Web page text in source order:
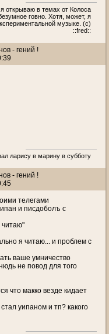
открываю в темах от Колоса
говно. Хотя, может, я
музыке. (c)
::fred::
- гений !
ларису в марину в субботу
- гений !
телегами
и писдоболъ с
читаю"
я читаю... и проблем с
ваше умничество
не повод для того
что макко везде кидает
уипаном и тп? какого